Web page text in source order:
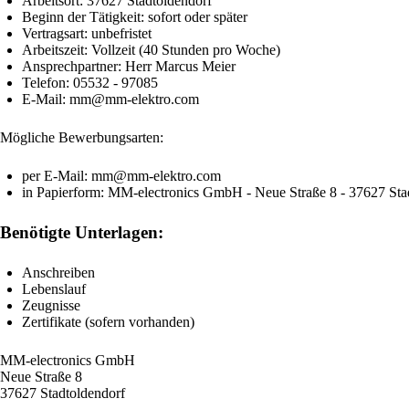
Beginn der Tätigkeit: sofort oder später
Vertragsart: unbefristet
Arbeitszeit: Vollzeit (40 Stunden pro Woche)
Ansprechpartner: Herr Marcus Meier
Telefon: 05532 - 97085
E-Mail: mm@mm-elektro.com
Mögliche Bewerbungsarten:
per E-Mail: mm@mm-elektro.com
in Papierform: MM-electronics GmbH - Neue Straße 8 - 37627
Benötigte Unterlagen:
Anschreiben
Lebenslauf
Zeugnisse
Zertifikate (sofern vorhanden)
MM-electronics GmbH
Neue Straße 8
37627 Stadtoldendorf